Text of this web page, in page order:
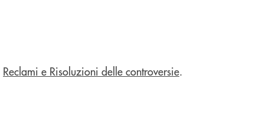
Reclami e Risoluzioni delle controversie.